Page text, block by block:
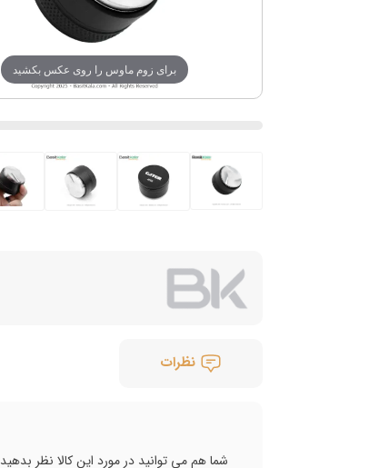
برای زوم ماوس را روی عکس بکشید
نظرات
شما هم می توانید در مورد این کالا نظر بدهید